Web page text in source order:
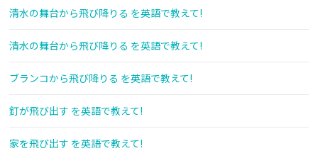
清水の舞台から飛び降りる を英語で教えて!
清水の舞台から飛び降りる を英語で教えて!
ブランコから飛び降りる を英語で教えて!
釘が飛び出す を英語で教えて!
家を飛び出す を英語で教えて!